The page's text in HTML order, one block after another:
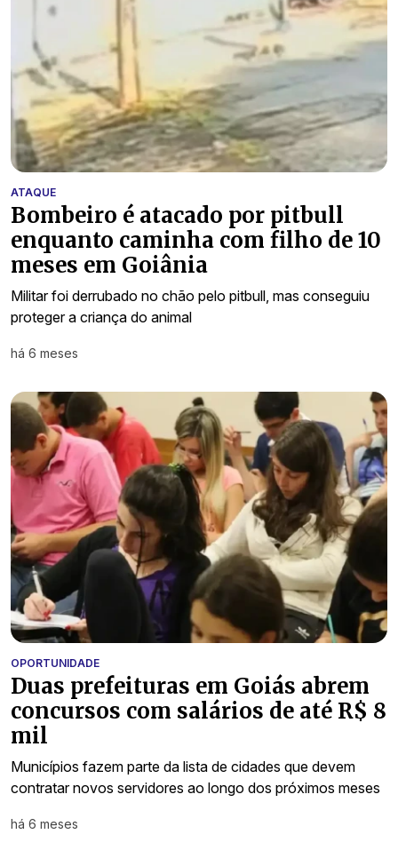
ATAQUE
Bombeiro é atacado por pitbull
enquanto caminha com filho de 10
meses em Goiânia
Militar foi derrubado no chão pelo pitbull, mas conseguiu
proteger a criança do animal
há 6 meses
OPORTUNIDADE
Duas prefeituras em Goiás abrem
concursos com salários de até R$ 8
mil
Municípios fazem parte da lista de cidades que devem
contratar novos servidores ao longo dos próximos meses
há 6 meses